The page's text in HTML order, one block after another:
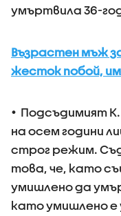
умъртвила 36-
Възрастен мъж
жесток побой,
• Подсъдимият К.
на осем години
строг режим.
това, че, като
умишлено да
като умишлено е